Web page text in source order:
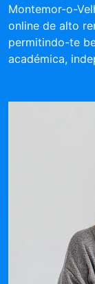
Montemor-o-
online de alto
permitindo-te
académica,